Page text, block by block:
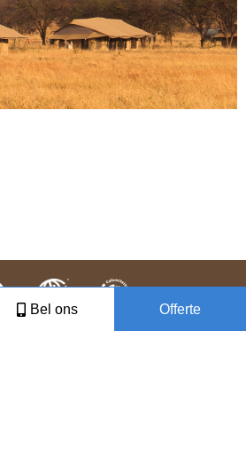
Bel ons Offerte